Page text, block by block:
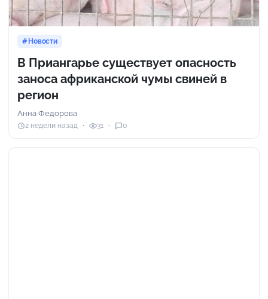
Новости
В Приангарье существует опасность
заноса африканской чумы свиней в
регион
Анна Федорова
2 недели назад 31 0